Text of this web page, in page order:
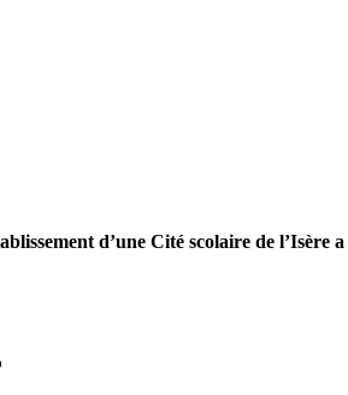
d’une Cité scolaire de l’Isère a